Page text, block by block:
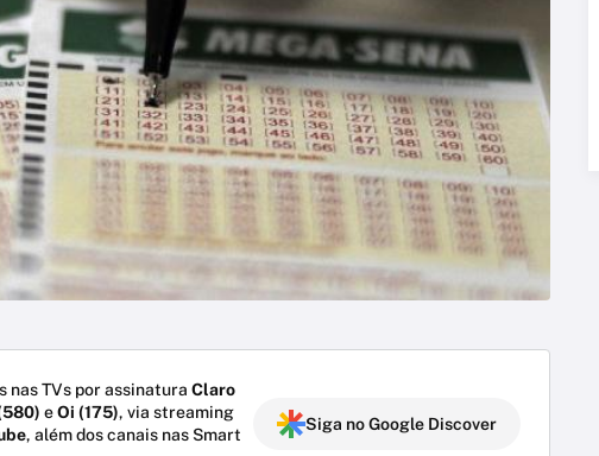
nas TVs por assinatura Claro
eOi (175), via streaming
, além dos canais nas Smart
Siga no Google Discover